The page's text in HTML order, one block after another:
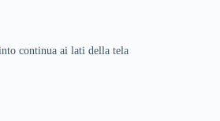
continua ai lati della tela